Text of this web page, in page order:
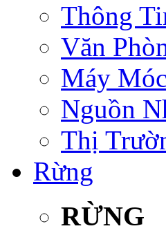
Thông
Văn
Máy
Nguồn
Thị
Rừng
RỪNG